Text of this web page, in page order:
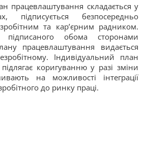
працевлаштування складається у
підписується безпосередньо
та кар’єрним радником.
обома сторонами
працевлаштування видається
Індивідуальний план
коригуванню у разі зміни
на можливості інтеграції
до ринку праці.